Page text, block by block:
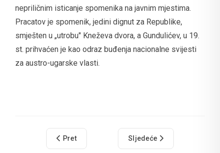
nepriličnim isticanje spomenika na javnim mjestima.
Pracatov je spomenik, jedini dignut za Republike,
smješten u „utrobu" Kneževa dvora, a Gundulićev, u 19.
st. prihvaćen je kao odraz buđenja nacionalne svijesti
za austro-ugarske vlasti.
Prethodni članak: Miho Pracat
Pret Sljedeći članak: Pustjerna
Sljedeće